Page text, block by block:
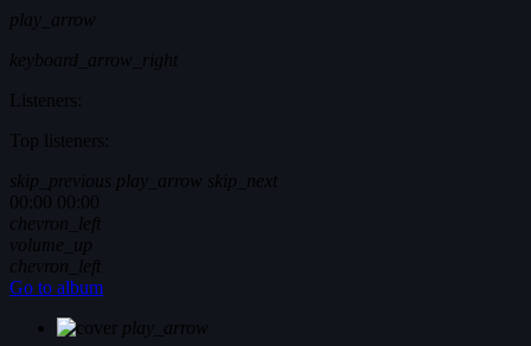
play_arrow
keyboard_arrow_right
Listeners:
Top listeners:
skip_previous play_arrow skip_next
00:00 00:00
chevron_left
volume_up
chevron_left
Go to album
play_arrow